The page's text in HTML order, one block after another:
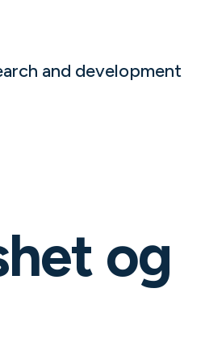
and development
og